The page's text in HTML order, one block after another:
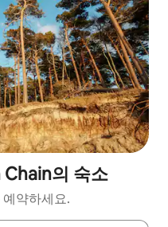
의 숙소
약하세요.